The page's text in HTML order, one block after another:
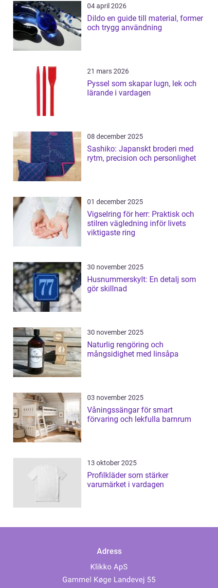
04 april 2026
Dildo en guide till material, former
och trygg användning
21 mars 2026
Pyssel som skapar lugn, lek och
lärande i vardagen
08 december 2025
Sashiko: Japanskt broderi med
rytm, precision och personlighet
01 december 2025
Vigselring för herr: Praktisk och
stilren vägledning inför livets
viktigaste ring
30 november 2025
Husnummerskylt: En detalj som
gör skillnad
30 november 2025
Naturlig rengöring och
mångsidighet med linsåpa
03 november 2025
Våningssängar för smart
förvaring och lekfulla barnrum
13 oktober 2025
Profilkläder som stärker
varumärket i vardagen
Adress